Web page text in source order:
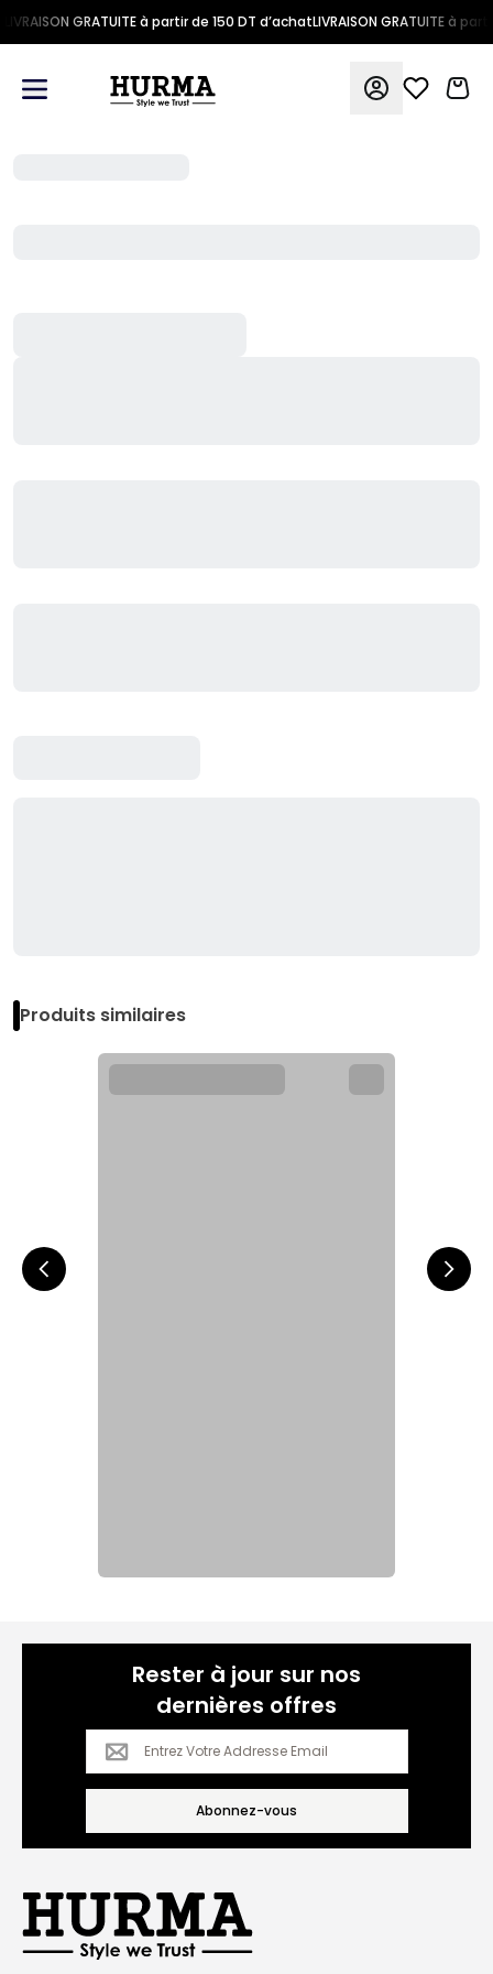
LIVRAISON GRATUITE à partir de 150 DT d’achatLIVRAISON GRATUITE à
Produits similaires
Rester à jour sur nos
dernières offres
Abonnez-vous